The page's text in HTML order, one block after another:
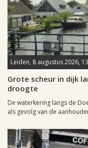
Leiden, 8 augustus 2026,
Grote scheur in dijk
droogte
De waterkering langs de
als gevolg van de